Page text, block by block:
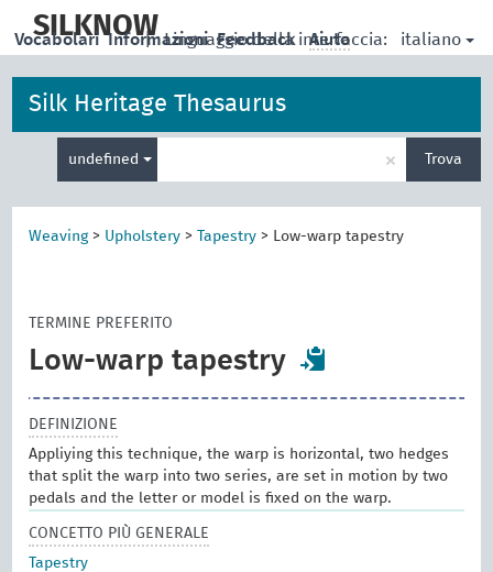
main
SILKNOW
| Linguaggio della interfaccia: italiano
Vocabolari Informazioni Feedback Aiuto
Silk Heritage Thesaurus
undefined
per
la
× Trova
Weaving> Upholstery > Tapestry > Low-warp tapestry
TERMINE PREFERITO
Low-warp tapestry
DEFINIZIONE
Appliying this technique, the warp is horizontal, two hedges
that split the warp into two series, are set in motion by two
pedals and the letter or model is fixed on the warp.
CONCETTO PIÙ GENERALE
Tapestry